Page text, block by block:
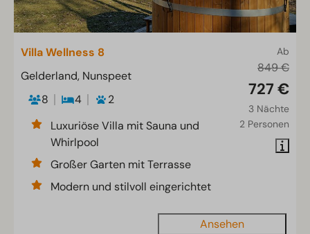
Ab
849 €
727 €
3 Nächte
2 Personen
Villa Wellness 8
Gelderland, Nunspeet
8
4
2
Luxuriöse Villa mit Sauna und
Whirlpool
Großer Garten mit Terrasse
Modern und stilvoll eingerichtet
Ansehen